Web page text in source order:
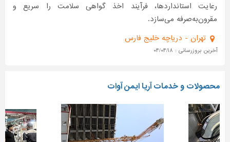
رعایت استانداردها، فرآیند اخذ گواهی سلامت را سریع و
مقرون‌به‌صرفه می‌سازد.
تهران - دریاچه خلیج فارس
آخرین بروزرسانی : ۰۴/۰۴/۱۸
محصولات و خدمات آریا ایمن آوات